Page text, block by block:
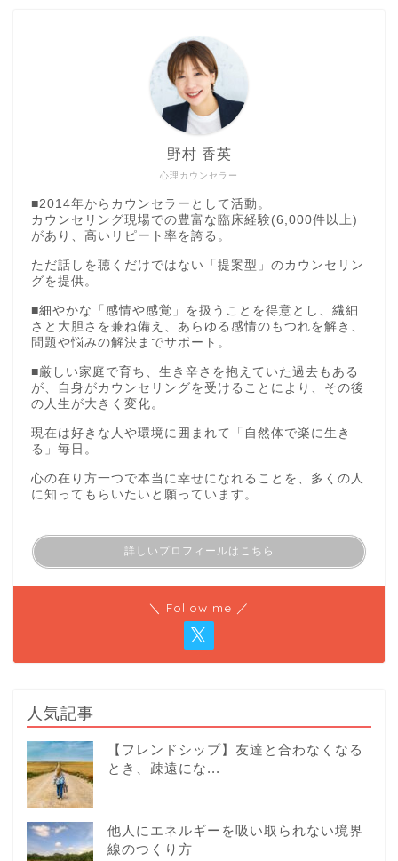
心理カウンセラー
野村 香英
■2014年からカウンセラーとして活動。
カウンセリング現場での豊富な臨床経験(6,000件以上)
があり、高いリピート率を誇る。
ただ話しを聴くだけではない「提案型」のカウンセリン
グを提供。
■細やかな「感情や感覚」を扱うことを得意とし、繊細
さと大胆さを兼ね備え、あらゆる感情のもつれを解き、
問題や悩みの解決までサポート。
■厳しい家庭で育ち、生き辛さを抱えていた過去もある
が、自身がカウンセリングを受けることにより、その後
の人生が大きく変化。
現在は好きな人や環境に囲まれて「自然体で楽に生き
る」毎日。
心の在り方一つで本当に幸せになれることを、多くの人
に知ってもらいたいと願っています。
詳しいプロフィールはこちら
＼ Follow me ／
人気記事
【フレンドシップ】友達と合わなくなる
とき、疎遠にな...
他人にエネルギーを吸い取られない境界
線のつくり方